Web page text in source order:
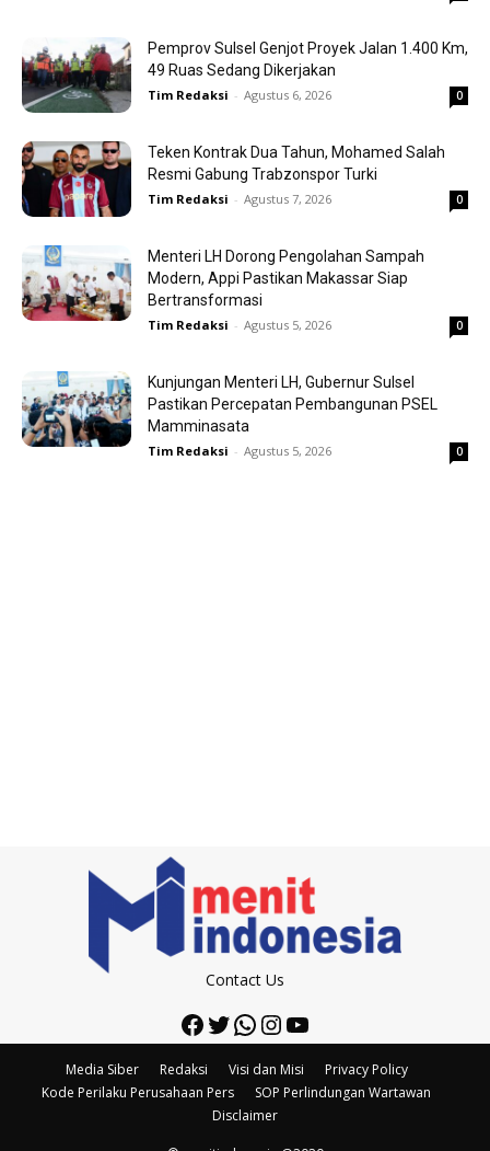
Pemprov Sulsel Genjot Proyek Jalan 1.400 Km,
49 Ruas Sedang Dikerjakan
Tim Redaksi - Agustus 6, 2026 0
Teken Kontrak Dua Tahun, Mohamed Salah
Resmi Gabung Trabzonspor Turki
Tim Redaksi - Agustus 7, 2026 0
Menteri LH Dorong Pengolahan Sampah
Modern, Appi Pastikan Makassar Siap
Bertransformasi
Tim Redaksi - Agustus 5, 2026 0
Kunjungan Menteri LH, Gubernur Sulsel
Pastikan Percepatan Pembangunan PSEL
Mamminasata
Tim Redaksi - Agustus 5, 2026 0
Contact Us
Facebook
Twitter
WhatsApp
Instagram
YouTube
Media Siber Redaksi Visi dan Misi
Privacy Policy
Kode Perilaku Perusahaan Pers
SOP Perlindungan Wartawan
Disclaimer